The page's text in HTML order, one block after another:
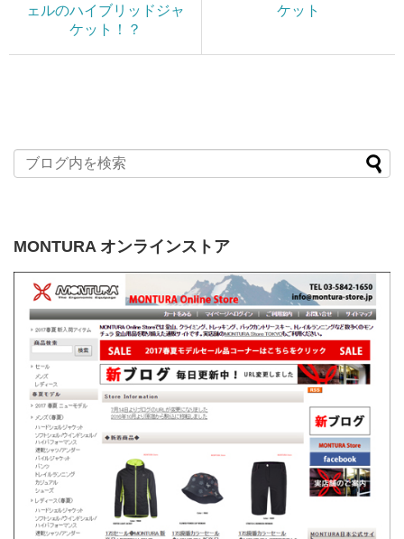
ェルのハイブリッドジャ
ケット！？
ケット
MONTURA オンラインストア